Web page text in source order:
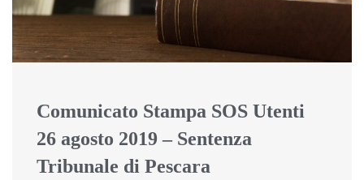
Comunicato Stampa SOS Utenti
26 agosto 2019 – Sentenza
Tribunale di Pescara